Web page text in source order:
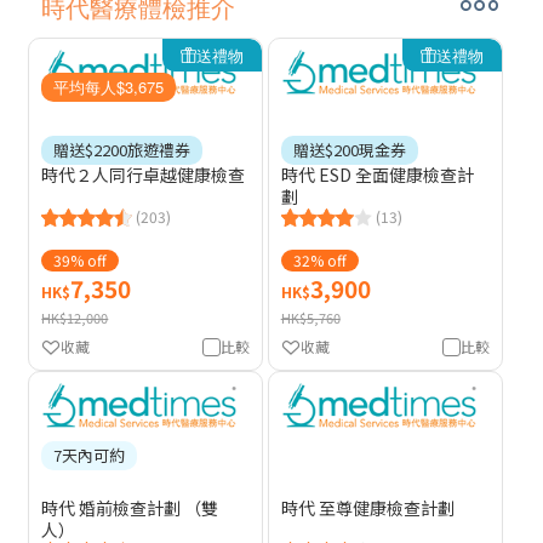
送禮物
平均每人$3,675
贈送$2200旅遊禮券
時代２人同行卓越健康檢查
(203)
39% off
HK$7,350
HK$12,000
比較
收藏
送禮物
贈送$200現金券
時代 ESD 全面健康檢查計
劃
(13)
32% off
HK$3,900
HK$5,760
比較
收藏
7天內可約
時代 婚前檢查計劃 （雙
人）
時代 至尊健康檢查計劃